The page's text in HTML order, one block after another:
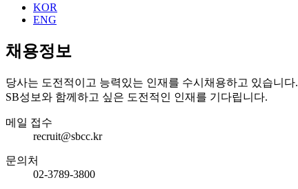
KOR
ENG
채용정보
당사는 도전적이고 능력있는 인재를 수시채용하고 있습니다.
SB성보와 함께하고 싶은 도전적인 인재를 기다립니다.
메일 접수
recruit@sbcc.kr
문의처
02-3789-3800